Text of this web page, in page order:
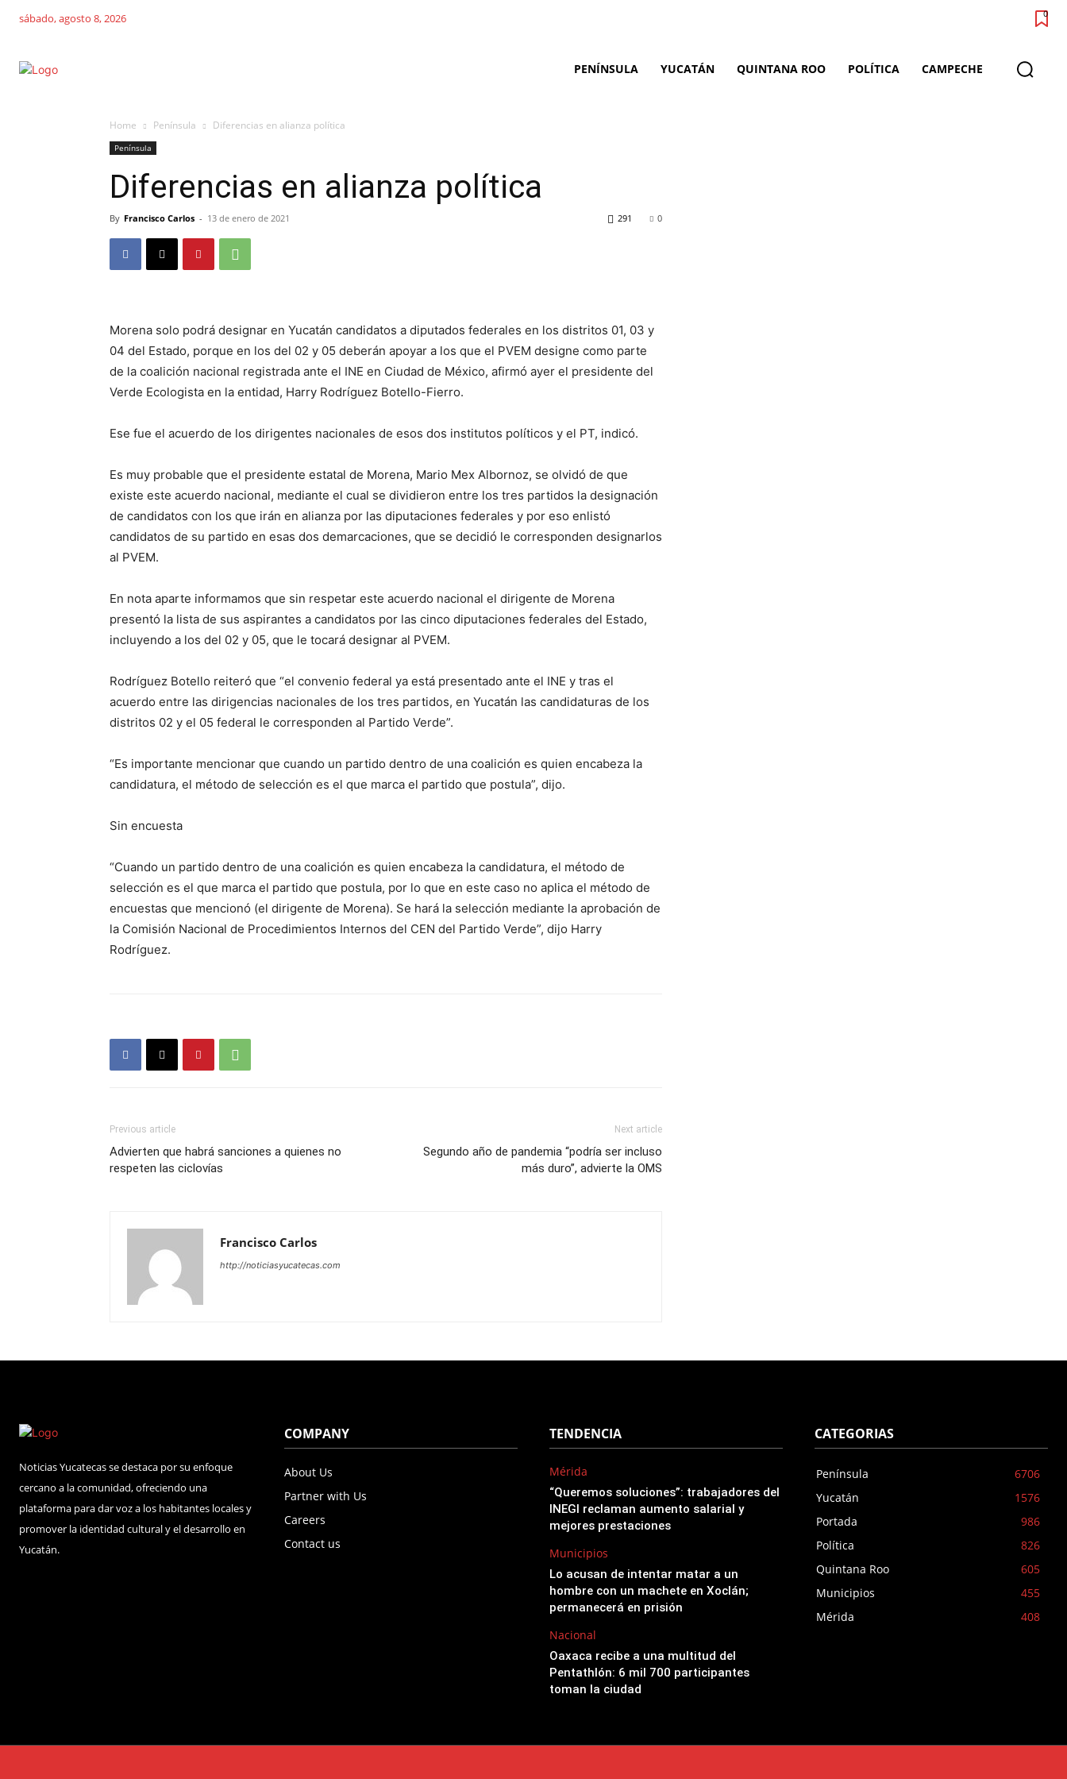
sábado, agosto 8, 2026 0
PENÍNSULA YUCATÁN QUINTANA ROO POLÍTICA CAMPECHE
Home Península Diferencias en alianza política
Península
Diferencias en alianza política
By Francisco Carlos - 13 de enero de 2021 0
291
Morena solo podrá designar en Yucatán candidatos a diputados federales en los distritos 01, 03 y
04 del Estado, porque en los del 02 y 05 deberán apoyar a los que el PVEM designe como parte
de la coalición nacional registrada ante el INE en Ciudad de México, afirmó ayer el presidente del
Verde Ecologista en la entidad, Harry Rodríguez Botello-Fierro.
Ese fue el acuerdo de los dirigentes nacionales de esos dos institutos políticos y el PT, indicó.
Es muy probable que el presidente estatal de Morena, Mario Mex Albornoz, se olvidó de que
existe este acuerdo nacional, mediante el cual se dividieron entre los tres partidos la designación
de candidatos con los que irán en alianza por las diputaciones federales y por eso enlistó
candidatos de su partido en esas dos demarcaciones, que se decidió le corresponden designarlos
al PVEM.
En nota aparte informamos que sin respetar este acuerdo nacional el dirigente de Morena
presentó la lista de sus aspirantes a candidatos por las cinco diputaciones federales del Estado,
incluyendo a los del 02 y 05, que le tocará designar al PVEM.
Rodríguez Botello reiteró que “el convenio federal ya está presentado ante el INE y tras el
acuerdo entre las dirigencias nacionales de los tres partidos, en Yucatán las candidaturas de los
distritos 02 y el 05 federal le corresponden al Partido Verde”.
“Es importante mencionar que cuando un partido dentro de una coalición es quien encabeza la
candidatura, el método de selección es el que marca el partido que postula”, dijo.
Sin encuesta
“Cuando un partido dentro de una coalición es quien encabeza la candidatura, el método de
selección es el que marca el partido que postula, por lo que en este caso no aplica el método de
encuestas que mencionó (el dirigente de Morena). Se hará la selección mediante la aprobación de
la Comisión Nacional de Procedimientos Internos del CEN del Partido Verde”, dijo Harry
Rodríguez.
Previous article
Advierten que habrá sanciones a quienes no
respeten las ciclovías
Next article
Segundo año de pandemia “podría ser incluso
más duro”, advierte la OMS
Francisco Carlos
http://noticiasyucatecas.com
Noticias Yucatecas se destaca por su enfoque
cercano a la comunidad, ofreciendo una
plataforma para dar voz a los habitantes locales y
promover la identidad cultural y el desarrollo en
Yucatán.
COMPANY
About Us
Partner with Us
Careers
Contact us
TENDENCIA
Mérida
“Queremos soluciones”: trabajadores del
INEGI reclaman aumento salarial y
mejores prestaciones
Municipios
Lo acusan de intentar matar a un
hombre con un machete en Xoclán;
permanecerá en prisión
Nacional
Oaxaca recibe a una multitud del
Pentathlón: 6 mil 700 participantes
toman la ciudad
CATEGORIAS
Península
6706
Yucatán
1576
Portada
986
Política
826
Quintana Roo
605
Municipios
455
Mérida
408